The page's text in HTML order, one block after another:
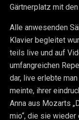
Gärtnerplatz mit
Alle anwesenden
Klavier begleitet
teils live und auf
umfangreichen
dar, live erlebte
meinte, ihrer
Anna aus Mozarts
mio“, die sie